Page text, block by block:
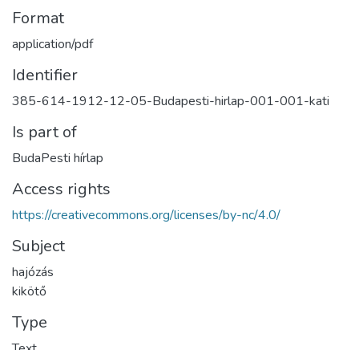
Format
application/pdf
Identifier
385-614-1912-12-05-Budapesti-hirlap-001-001-kati
Is part of
BudaPesti hírlap
Access rights
https://creativecommons.org/licenses/by-nc/4.0/
Subject
hajózás
kikötő
Type